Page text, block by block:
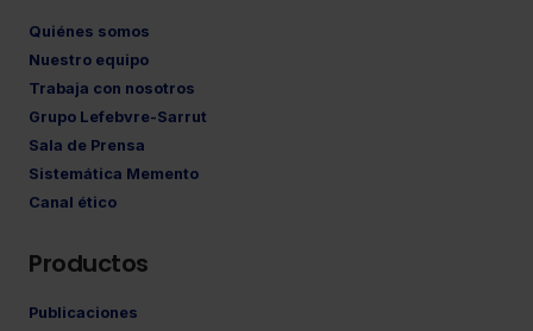
Quiénes somos
Nuestro equipo
Trabaja con nosotros
Grupo Lefebvre-Sarrut
Sala de Prensa
Sistemática Memento
Canal ético
Productos
Publicaciones